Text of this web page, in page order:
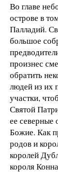
Во главе
острове в
Палладий.
большое
произнес
обратить
людей из их
участки,
Святой
ее северные
Божие. Как
родов и
королей
короля